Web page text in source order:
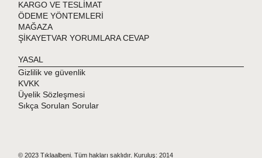
KARGO VE TESLİMAT
ÖDEME YÖNTEMLERİ
MAĞAZA
ŞİKAYETVAR YORUMLARA CEVAP
YASAL
Gizlilik ve güvenlik
KVKK
Üyelik Sözleşmesi
Sıkça Sorulan Sorular
© 2023 Tıklaalbeni. Tüm hakları saklıdır. Kuruluş: 2014